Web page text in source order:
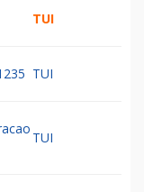
TUI
TUI
TUI